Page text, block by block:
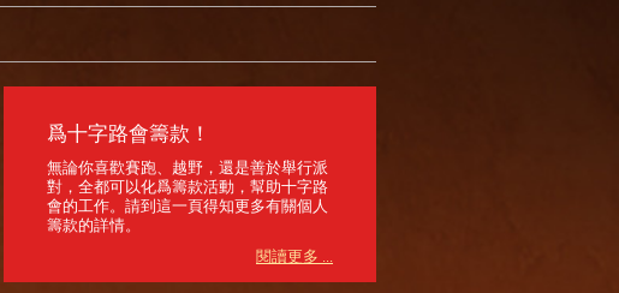
爲十字路會籌款！
無論你喜歡賽跑、越野，還是善於舉行派
對，全都可以化爲籌款活動，幫助十字路
會的工作。請到這一頁得知更多有關個人
籌款的詳情。
閱讀更多 ...